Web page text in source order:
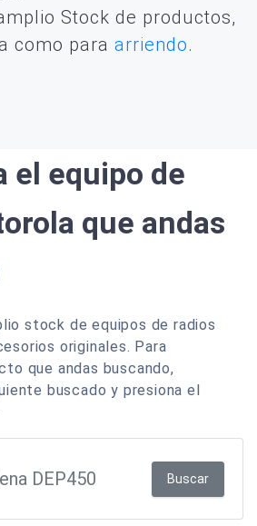
Stock de productos,
como para arriendo.
el equipo de
que andas
stock de equipos de radios
originales. Para
que andas buscando,
buscado y presiona el
Buscar